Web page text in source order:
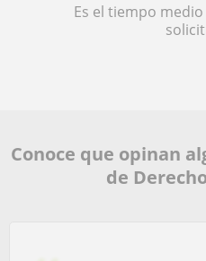
Es el tiempo
Conoce que opinan
de